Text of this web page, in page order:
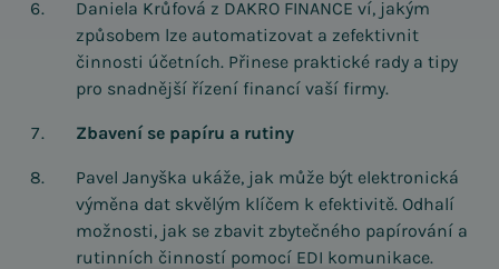
Daniela Krůfová z DAKRO FINANCE ví, jakým
způsobem lze automatizovat a zefektivnit
činnosti účetních. Přinese praktické rady a tipy
pro snadnější řízení financí vaší firmy.
Zbavení se papíru a rutiny
Pavel Janyška ukáže, jak může být elektronická
výměna dat skvělým klíčem k efektivitě. Odhalí
možnosti, jak se zbavit zbytečného papírování a
rutinních činností pomocí EDI komunikace.